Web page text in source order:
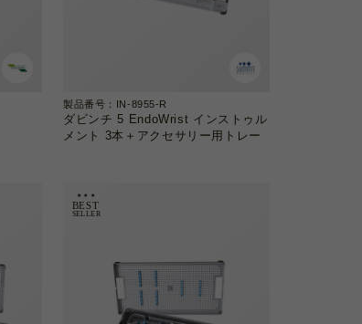
製品番号：IN-8955-R
ダビンチ 5 EndoWrist インストゥル
メント 3本＋アクセサリー用トレー